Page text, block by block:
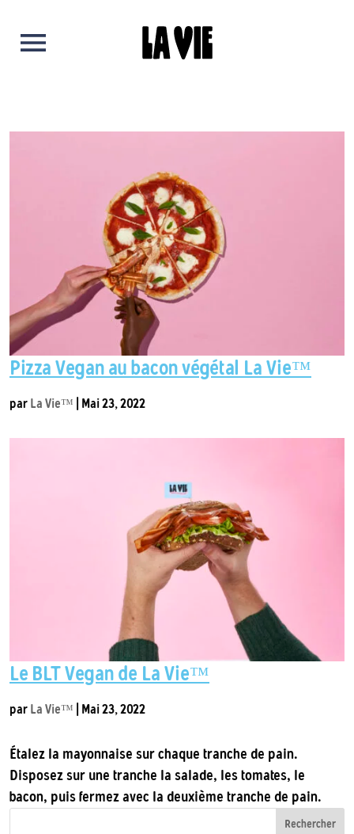
Pizza Vegan au bacon végétal La Vie™
par La Vie™ Mai 23, 2022
Le BLT Vegan de La Vie™
par La Vie™ Mai 23, 2022
Étalez la mayonnaise sur chaque tranche de pain.
Disposez sur une tranche la salade, les tomates, le
bacon, puis fermez avec la deuxième tranche de pain.
Rechercher